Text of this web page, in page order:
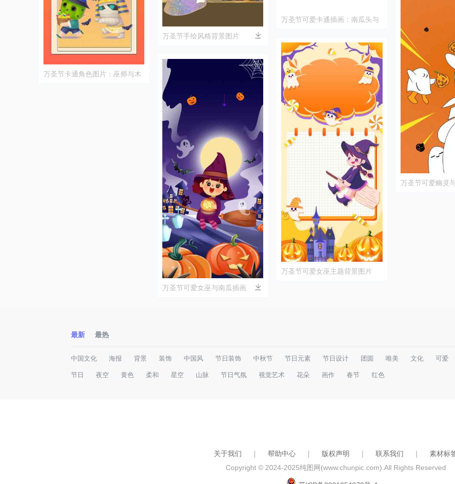
万圣节卡通角色图片：巫师与木
万圣节手绘风格背景图片
万圣节可爱女巫与南瓜插画
万圣节可爱卡通插画：南瓜头与
万圣节可爱女巫主题背景图片
万圣节可爱幽灵
最新 最热
中国文化 海报 背景 装饰 中国风 节日装饰 中秋节 节日元素 节日设计 团圆 唯美 文化 可爱
节日 夜空 黄色 柔和 星空 山脉 节日气氛 视觉艺术 花朵 画作 春节 红色
关于我们 ｜ 帮助中心 ｜ 版权声明 ｜ 联系我们 ｜
素材标
Copyright © 2024-2025纯图网(www.chunpic.com) .All Rights Reserved